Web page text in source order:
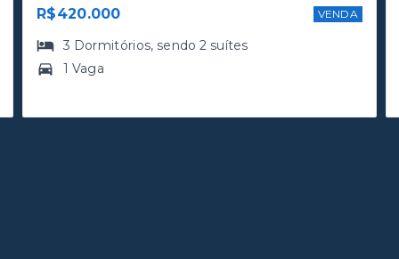
R$420.000 VENDA
3 Dormitórios, sendo2 suítes
1 Vaga